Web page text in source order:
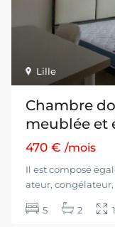
Lille
Chambre
meublée et
470 €/mois
Il est composé
ateur, congélateur,
5 2